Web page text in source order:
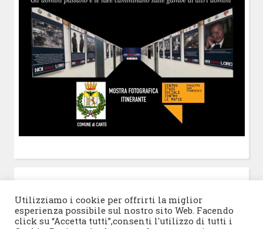
Utilizziamo i cookie per offrirti la miglior
esperienza possibile sul nostro sito Web. Facendo
click su “Accetta tutti”,consenti l'utilizzo di tutti i